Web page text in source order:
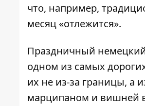
что, например,
месяц «отлежится».
Праздничный
одном из самых
их не из-за границы, а
марципаном и вишней